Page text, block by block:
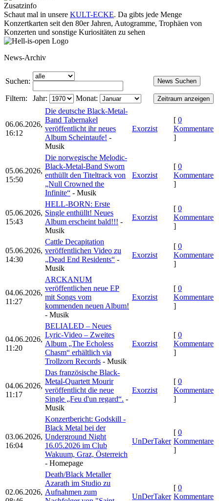
Zusatzinfo
Schaut mal in unsere KULT-ECKE. Da gibts jede Menge
Konzertkarten seit den 80er Jahren, Autogramme, Trophäen von
Konzerten und sonstige Kuriositäten zu sehen
News-Archiv
Suchen:
Filtern: Jahr: Monat:
06.06.2026,
16:12
Die deutsche Black-Metal-
Band Tabernakel
veröffentlicht ihr neues
Album Scheintaufe! -
Musik
Exorzist
[ 0
Kommentare
]
05.06.2026,
15:50
Die norwegische Melodic-
Black-Metal-Band Sworn
enthüllt den Titeltrack von
„Null Crowned the
Infinite“ - Musik
Exorzist
[ 0
Kommentare
]
05.06.2026,
15:43
HELL-BORN: Erste
Single enthüllt! Neues
Album erscheint bald!!! -
Musik
Exorzist
[ 0
Kommentare
]
05.06.2026,
14:30
Cattle Decapitation
veröffentlichen Video zu
„Dead End Residents“ -
Musik
Exorzist
[ 0
Kommentare
]
04.06.2026,
11:27
ARCKANUM
veröffentlichen neue EP
mit Songs vom
kommenden neuen Album!
- Musik
Exorzist
[ 0
Kommentare
]
04.06.2026,
11:20
BELIALED – Neues
Lyric-Video – Zweites
Album „The Echoless
Chasm“ erhältlich via
Trollzorn Records - Musik
Exorzist
[ 0
Kommentare
]
04.06.2026,
11:17
Das französische Black-
Metal-Quartett Mourir
veröffentlicht die neue
Single „Feu d'un regard“. -
Musik
Exorzist
[ 0
Kommentare
]
03.06.2026,
16:04
Konzertbericht: Godskill -
Black Metal bei der
Underground Night
16.05.2026 im Club
Wakuum, Graz, Österreich
- Homepage
UnDerTaker
[ 0
Kommentare
]
02.06.2026,
Death/Black Metaller
Azarath im Studio zu
Aufnahmen zum
UnDerTaker
[ 0
Kommentare